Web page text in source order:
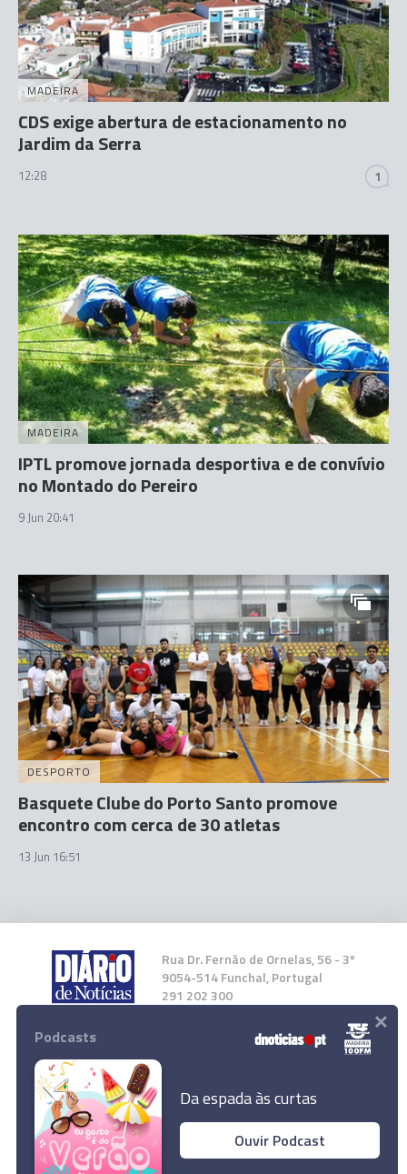
MADEIRA
CDS exige abertura de estacionamento no
Jardim da Serra
12:28 1
MADEIRA
IPTL promove jornada desportiva e de convívio
no Montado do Pereiro
9 Jun 20:41
DESPORTO
Basquete Clube do Porto Santo promove
encontro com cerca de 30 atletas
13 Jun 16:51
Rua Dr. Fernão de Ornelas, 56 - 3º
9054-514 Funchal, Portugal
291 202 300
Instale a nossa App
© 2026 Empresa Diário de Notícias, Lda.
Podcasts
Da espada às curtas
Ouvir Podcast
×